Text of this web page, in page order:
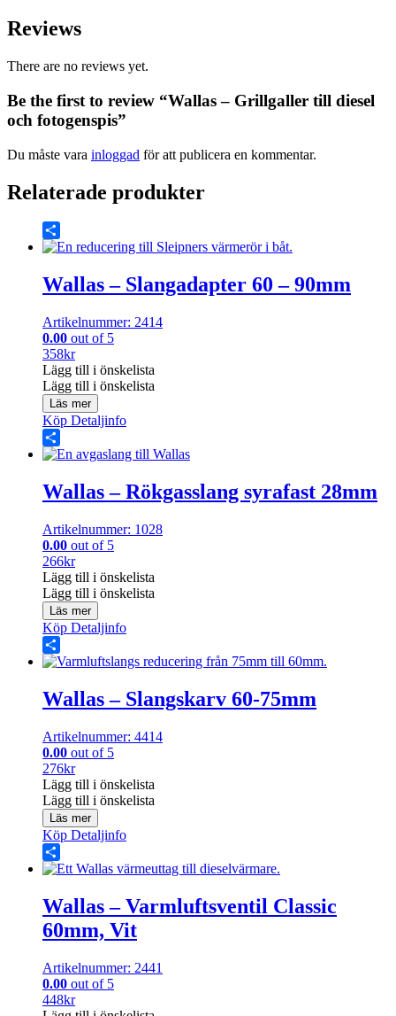
Reviews
There are no reviews yet.
Be the first to review “Wallas – Grillgaller till diesel
och fotogenspis”
Du måste vara inloggad för att publicera en kommentar.
Relaterade produkter
Share
Wallas – Slangadapter 60 – 90mm
Artikelnummer: 2414
0.00 out of 5
358kr
Lägg till i önskelista
Lägg till i önskelista
Läs mer
Köp Detaljinfo
Share
Wallas – Rökgasslang syrafast 28mm
Artikelnummer: 1028
0.00 out of 5
266kr
Lägg till i önskelista
Lägg till i önskelista
Läs mer
Köp Detaljinfo
Share
Wallas – Slangskarv 60-75mm
Artikelnummer: 4414
0.00 out of 5
276kr
Lägg till i önskelista
Lägg till i önskelista
Läs mer
Köp Detaljinfo
Share
Wallas – Varmluftsventil Classic
60mm, Vit
Artikelnummer: 2441
0.00 out of 5
448kr